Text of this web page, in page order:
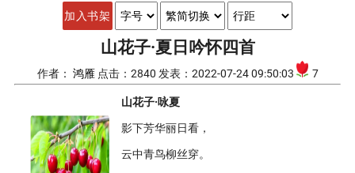
加入书架
山花子·夏日吟怀四首
作者： 鸿雁 点击：2840 发表：2022-07-24 09:50:03 7
山花子·咏夏
影下芳华丽日看，
云中青鸟柳丝穿。